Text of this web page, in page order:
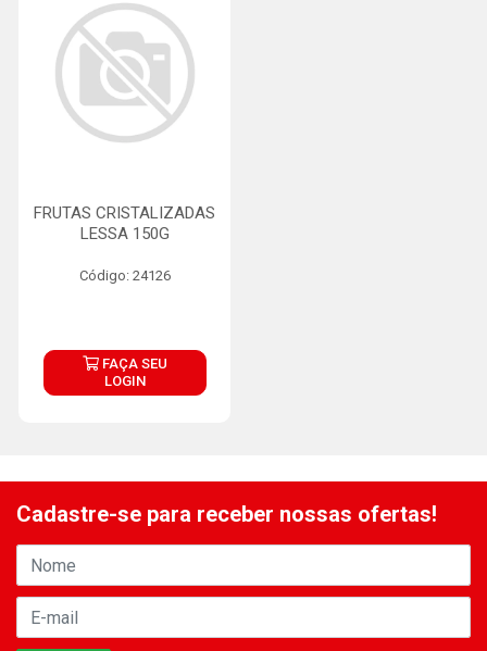
FRUTAS CRISTALIZADAS
LESSA 150G
Código: 24126
FAÇA SEU
LOGIN
Cadastre-se para receber nossas ofertas!